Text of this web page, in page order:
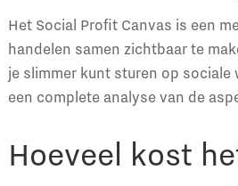
Het Social Profit Canvas is een
handelen samen zichtbaar te
je slimmer kunt sturen op
een complete analyse van de
Hoeveel kost